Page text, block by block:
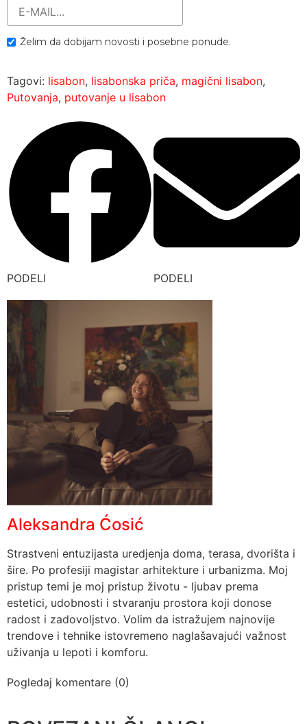
Želim da dobijam novosti i posebne ponude.
Tagovi: lisabon, lisabonska priča, magični lisabon,
Putovanja, putovanje u lisabon
PODELI PODELI
Aleksandra Ćosić
Strastveni entuzijasta uredjenja doma, terasa, dvorišta i
šire. Po profesiji magistar arhitekture i urbanizma. Moj
pristup temi je moj pristup životu - ljubav prema
estetici, udobnosti i stvaranju prostora koji donose
radost i zadovoljstvo. Volim da istražujem najnovije
trendove i tehnike istovremeno naglašavajući važnost
uživanja u lepoti i komforu.
Pogledaj komentare (0)